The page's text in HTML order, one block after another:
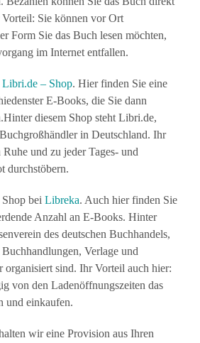
Sie können vor Ort
Form Sie das Buch lesen möchten,
im Internet entfallen.
Libri.de – Shop. Hier finden Sie eine
E-Books, die Sie dann
diesem Shop steht Libri.de,
in Deutschland. Ihr
und zu jeder Tages- und
durchstöbern.
bei Libreka. Auch hier finden Sie
Anzahl an E-Books. Hinter
des deutschen Buchhandels,
Verlage und
organisiert sind. Ihr Vorteil auch hier:
von den Ladenöffnungszeiten das
und einkaufen.
wir eine Provision aus Ihren